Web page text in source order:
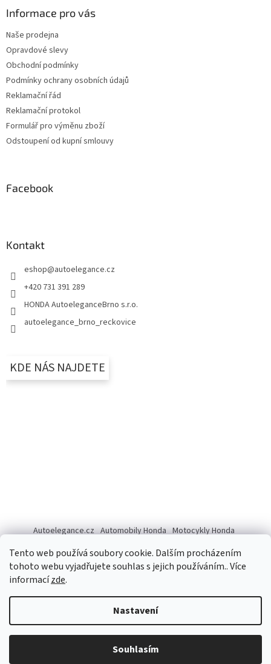
Tento web používá soubory cookie. Dalším procházením
tohoto webu vyjadřujete souhlas s jejich používáním.. Více
informacízde.
Nastavení
Souhlasím
Informace pro vás
Naše prodejna
Opravdové slevy
Obchodní podmínky
Podmínky ochrany osobních údajů
Reklamační řád
Reklamační protokol
Formulář pro výměnu zboží
Odstoupení od kupní smlouvy
Facebook
Kontakt
eshop@autoelegance.cz
+420 731 391 289
HONDA AutoeleganceBrno s.r.o.
autoelegance_brno_reckovice
KDE NÁS NAJDETE
Autoelegance.cz Automobily Honda Motocykly Honda
Copyright 2026Autoelegance Brno s.r.o.. Všechna práva
vyhrazena.